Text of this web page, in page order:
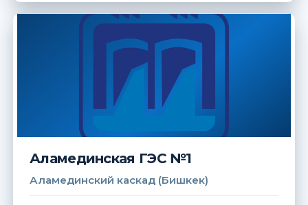
Аламединская ГЭС №1
Аламединский каскад (Бишкек)